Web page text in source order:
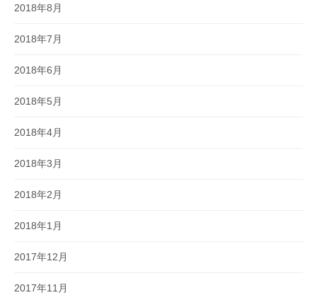
2018年8月
2018年7月
2018年6月
2018年5月
2018年4月
2018年3月
2018年2月
2018年1月
2017年12月
2017年11月